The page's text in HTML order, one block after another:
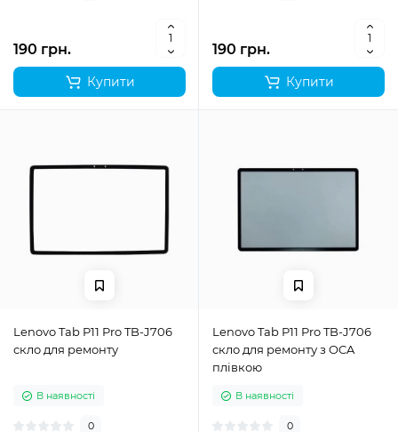
190 грн.
Купити
190 грн.
Купити
Lenovo Tab P11 Pro TB-J706
скло для ремонту
В наявності
0
Lenovo Tab P11 Pro TB-J706
скло для ремонту з OCA
плівкою
В наявності
0